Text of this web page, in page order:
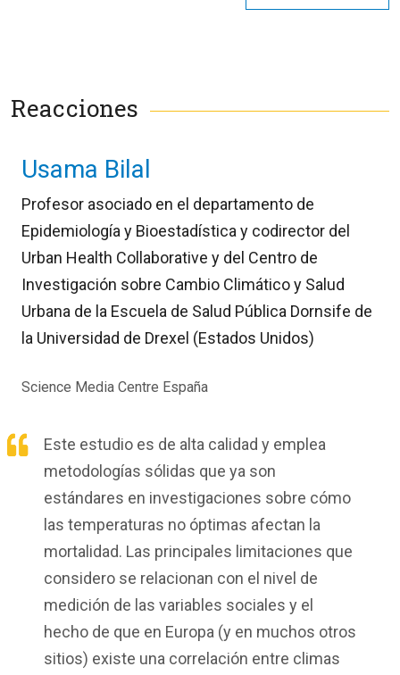
Reacciones
Usama Bilal
Profesor asociado en el departamento de
Epidemiología y Bioestadística y codirector del
Urban Health Collaborative y del Centro de
Investigación sobre Cambio Climático y Salud
Urbana de la Escuela de Salud Pública Dornsife de
la Universidad de Drexel (Estados Unidos)
Science Media Centre España
Este estudio es de alta calidad y emplea
metodologías sólidas que ya son
estándares en investigaciones sobre cómo
las temperaturas no óptimas afectan la
mortalidad. Las principales limitaciones que
considero se relacionan con el nivel de
medición de las variables sociales y el
hecho de que en Europa (y en muchos otros
sitios) existe una correlación entre climas